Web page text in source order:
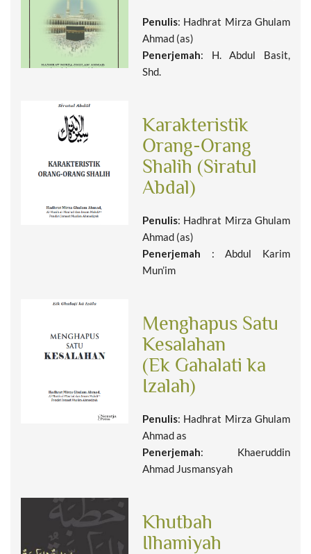
Penulis: Hadhrat Mirza Ghulam
Ahmad (as)
Penerjemah: H. Abdul Basit,
Shd.
Karakteristik
Orang-Orang
Shalih (Siratul
Abdal)
Penulis: Hadhrat Mirza Ghulam
Ahmad (as)
Penerjemah : Abdul Karim
Mun’im
Menghapus Satu
Kesalahan
(Ek Gahalati ka
Izalah)
Penulis: Hadhrat Mirza Ghulam
Ahmad as
Penerjemah: Khaeruddin
Ahmad Jusmansyah
Khutbah
Ilhamiyah